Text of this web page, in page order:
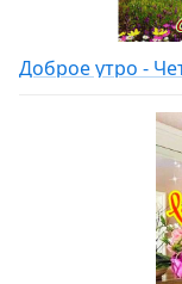
Доброе утро -